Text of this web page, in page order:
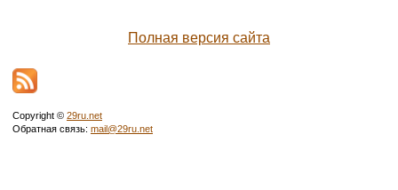
Полная версия сайта
Copyright © 29ru.net
Обратная связь: mail@29ru.net